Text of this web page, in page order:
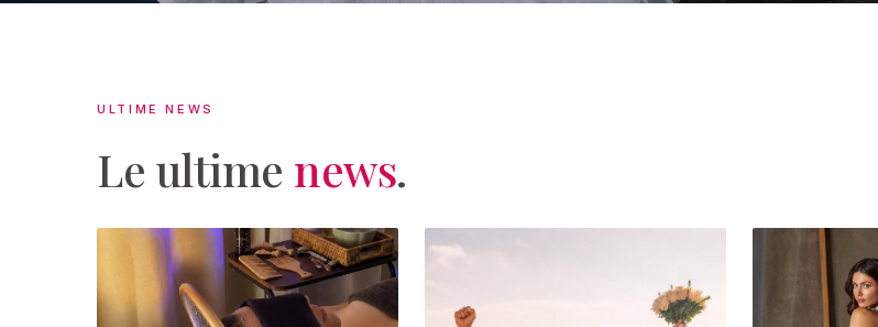
ULTIME NEWS
Le ultime news.